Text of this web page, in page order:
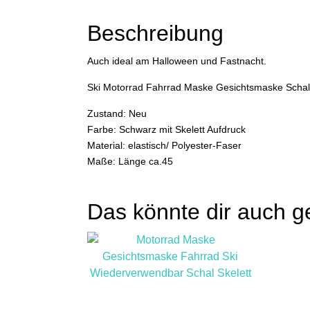
Beschreibung
Auch ideal am Halloween und Fastnacht.
Ski Motorrad Fahrrad Maske Gesichtsmaske
Zustand: Neu
Farbe: Schwarz mit Skelett Aufdruck
Material: elastisch/ Polyester-Faser
Maße: Länge ca.45
Das könnte dir auch